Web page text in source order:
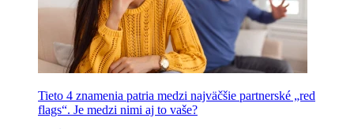
Tieto 4 znamenia patria medzi najväčšie partnerské „red
flags“. Je medzi nimi aj to vaše?